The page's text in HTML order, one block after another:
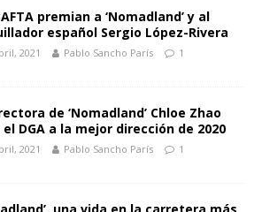
premian a ‘Nomadland’ y al
español Sergio López-Rivera
2021 Pablo Sancho París 1
de ‘Nomadland’ Chloe Zhao
DGA a la mejor dirección de 2020
2021 Pablo Sancho París 1